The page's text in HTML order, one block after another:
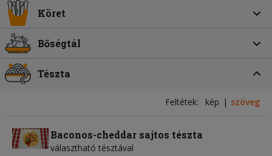
Köret
Bőségtál
Tészta
Feltétek: kép szöveg
Baconos-cheddar sajtos tészta
választható tésztával